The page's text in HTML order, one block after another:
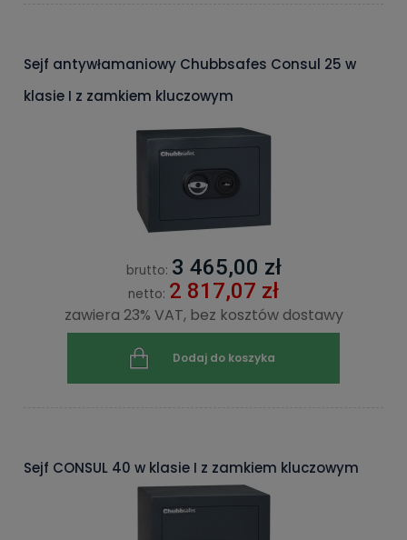
Sejf antywłamaniowy Chubbsafes Consul 25 w
klasie I z zamkiem kluczowym
brutto: 3 465,00 zł
netto: 2 817,07 zł
zawiera 23% VAT, bez kosztów dostawy
Dodaj do koszyka
Sejf CONSUL 40 w klasie I z zamkiem kluczowym